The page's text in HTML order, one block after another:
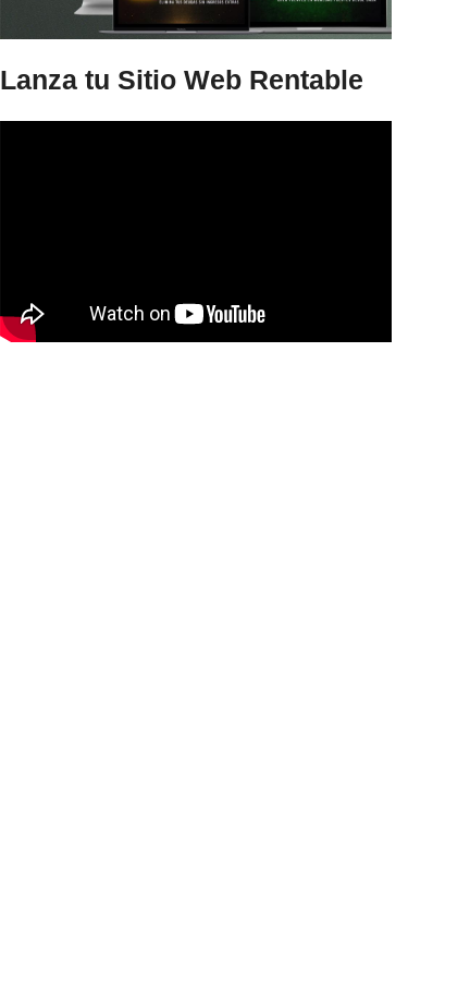
Lanza tu Sitio Web Rentable